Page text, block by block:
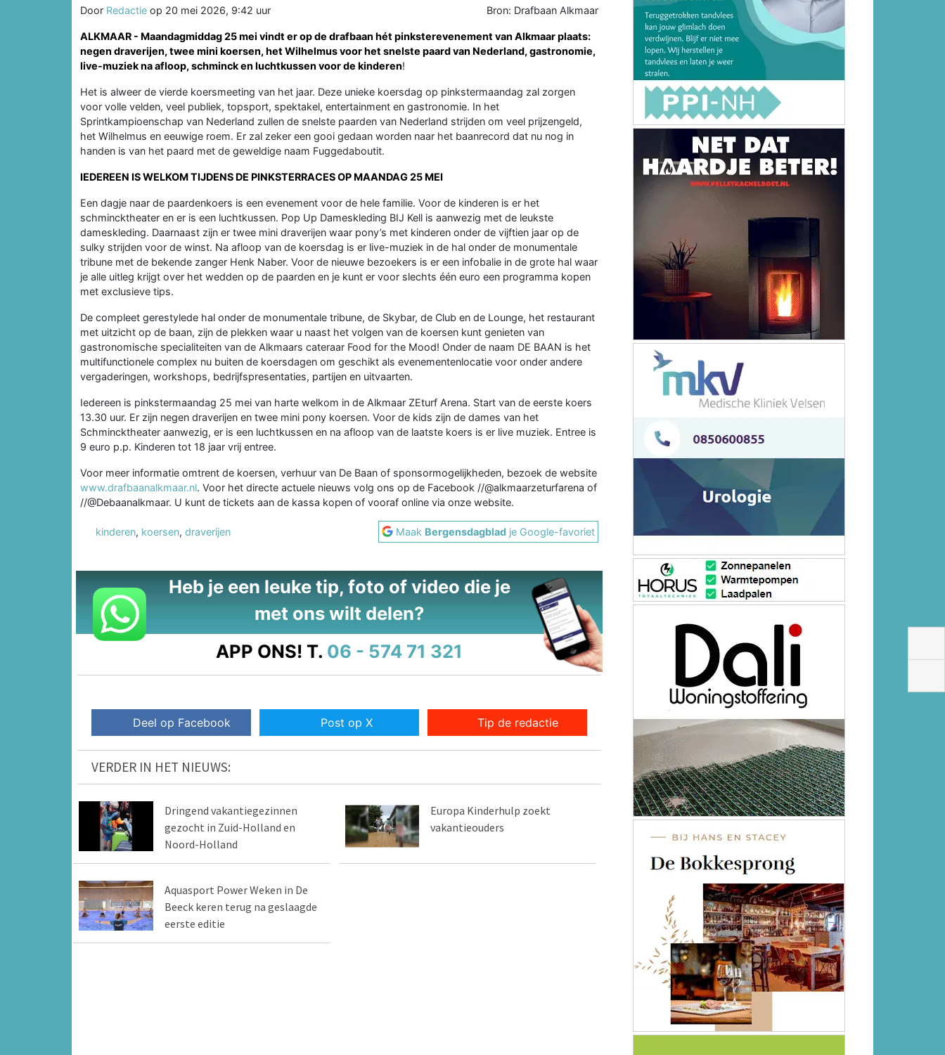
Door Redactie op 20 mei 2026, 9:42 uur Bron: Drafbaan Alkmaar
ALKMAAR - Maandagmiddag 25 mei vindt er op de drafbaan hét pinksterevenement van Alkmaar plaats:
negen draverijen, twee mini koersen, het Wilhelmus voor het snelste paard van Nederland, gastronomie,
live-muziek na afloop, schminck en luchtkussen voor de kinderen!
Het is alweer de vierde koersmeeting van het jaar. Deze unieke koersdag op pinkstermaandag zal zorgen
voor volle velden, veel publiek, topsport, spektakel, entertainment en gastronomie. In het
Sprintkampioenschap van Nederland zullen de snelste paarden van Nederland strijden om veel prijzengeld,
het Wilhelmus en eeuwige roem. Er zal zeker een gooi gedaan worden naar het baanrecord dat nu nog in
handen is van het paard met de geweldige naam Fuggedaboutit.
IEDEREEN IS WELKOM TIJDENS DE PINKSTERRACES OP MAANDAG 25 MEI
Een dagje naar de paardenkoers is een evenement voor de hele familie. Voor de kinderen is er het
schmincktheater en er is een luchtkussen. Pop Up Dameskleding BIJ Kell is aanwezig met de leukste
dameskleding. Daarnaast zijn er twee mini draverijen waar pony’s met kinderen onder de vijftien jaar op de
sulky strijden voor de winst. Na afloop van de koersdag is er live-muziek in de hal onder de monumentale
tribune met de bekende zanger Henk Naber. Voor de nieuwe bezoekers is er een infobalie in de grote hal waar
je alle uitleg krijgt over het wedden op de paarden en je kunt er voor slechts één euro een programma kopen
met exclusieve tips.
De compleet gerestylede hal onder de monumentale tribune, de Skybar, de Club en de Lounge, het restaurant
met uitzicht op de baan, zijn de plekken waar u naast het volgen van de koersen kunt genieten van
gastronomische specialiteiten van de Alkmaars cateraar Food for the Mood! Onder de naam DE BAAN is het
multifunctionele complex nu buiten de koersdagen om geschikt als evenementenlocatie voor onder andere
vergaderingen, workshops, bedrijfspresentaties, partijen en uitvaarten.
Iedereen is pinkstermaandag 25 mei van harte welkom in de Alkmaar ZEturf Arena. Start van de eerste koers
13.30 uur. Er zijn negen draverijen en twee mini pony koersen. Voor de kids zijn de dames van het
Schmincktheater aanwezig, er is een luchtkussen en na afloop van de laatste koers is er live muziek. Entree is
9 euro p.p. Kinderen tot 18 jaar vrij entree.
Voor meer informatie omtrent de koersen, verhuur van De Baan of sponsormogelijkheden, bezoek de website
www.drafbaanalkmaar.nl. Voor het directe actuele nieuws volg ons op de Facebook //@alkmaarzeturfarena of
//@Debaanalkmaar. U kunt de tickets aan de kassa kopen of vooraf online via onze website.
kinderen, koersen, draverijen Maak Bergensdagblad je Google-favoriet
Heb je een leuke tip, foto of video die je
met ons wilt delen?
APP ONS! T. 06 - 574 71 321
Deel op Facebook Post op X Tip de redactie
VERDER IN HET NIEUWS:
Dringend vakantiegezinnen
gezocht in Zuid-Holland en
Noord-Holland
Europa Kinderhulp zoekt
vakantieouders
Aquasport Power Weken in De
Beeck keren terug na geslaagde
eerste editie